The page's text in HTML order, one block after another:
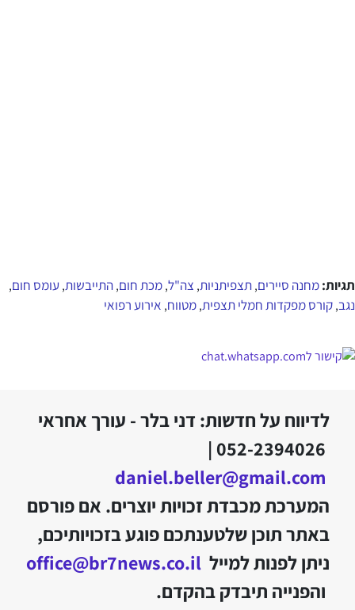
תגיות:מחנה סיירים,תצפיתניות, צה"ל,מכת חום,התייבשות, עומס חום,
נגב,קורס מפקדות חמלי תצפית,מטווח, אירוע רפואי
לדיווח על חדשות: דני בלר - עורך אחראי
052-2394026 |
daniel.beller@gmail.com
המערכת מכבדת זכויות יוצרים. אם פורסם
באתר תוכן שלטענתכם פוגע בזכויותיכם,
ניתן לפנות למייל office@br7news.co.il
והפנייה תיבדק בהקדם.